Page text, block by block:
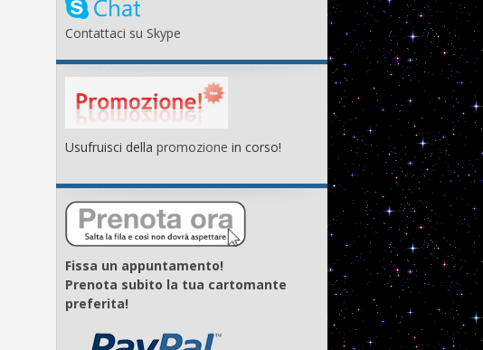
Contattaci su Skype
Usufruisci della promozione in corso!
Fissa un appuntamento!
Prenota subito la tua cartomante
preferita!